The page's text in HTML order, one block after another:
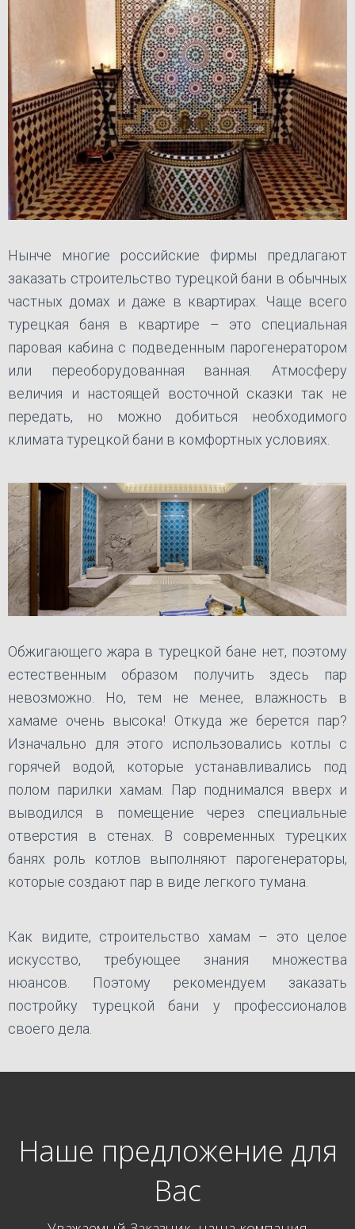
Нынче многие российские фирмы предлагают
заказать строительство турецкой бани в обычных
частных домах и даже в квартирах. Чаще всего
турецкая баня в квартире – это специальная
паровая кабина с подведенным парогенератором
или переоборудованная ванная. Атмосферу
величия и настоящей восточной сказки так не
передать, но можно добиться необходимого
климата турецкой бани в комфортных условиях.
Обжигающего жара в турецкой бане нет, поэтому
естественным образом получить здесь пар
невозможно. Но, тем не менее, влажность в
хамаме очень высока! Откуда же берется пар?
Изначально для этого использовались котлы с
горячей водой, которые устанавливались под
полом парилки хамам. Пар поднимался вверх и
выводился в помещение через специальные
отверстия в стенах. В современных турецких
банях роль котлов выполняют парогенераторы,
которые создают пар в виде легкого тумана.
Как видите, строительство хамам – это целое
искусство, требующее знания множества
нюансов. Поэтому рекомендуем заказать
постройку турецкой бани у профессионалов
своего дела.
Наше предложение для
Вас